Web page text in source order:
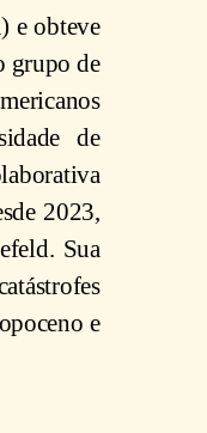
e obteve
grupo de
de
2023,
Sua
e